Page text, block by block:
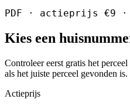
PDF · actieprijs €9 ·
Kies een
Controleer eerst gratis het
als het juiste perceel gevonden is.
Actieprijs